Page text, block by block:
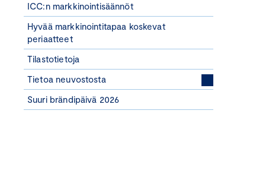
ICC:n markkinointisäännöt
Hyvää markkinointitapaa koskevat
periaatteet
Tilastotietoja
Tietoa neuvostosta
Suuri brändipäivä 2026